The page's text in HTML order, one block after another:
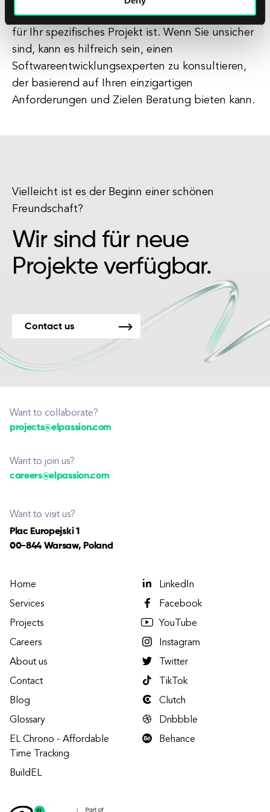
entscheiden, ob React Native die richtige Wahl
für Ihr spezifisches Projekt ist. Wenn Sie unsicher
sind, kann es hilfreich sein, einen
Softwareentwicklungsexperten zu konsultieren,
der basierend auf Ihren einzigartigen
Anforderungen und Zielen Beratung bieten kann.
Vielleicht ist es der Beginn einer schönen
Freundschaft?
Wir sind für neue
Projekte verfügbar.
Contact us
Want to collaborate?
projects@elpassion.com
Want to join us?
careers@elpassion.com
Want to visit us?
Plac Europejski 1
00-844 Warsaw, Poland
Home
Services
Projects
Careers
About us
Contact
Blog
Glossary
EL Chrono - Affordable
Time Tracking
BuildEL
LinkedIn
Facebook
YouTube
Instagram
Twitter
TikTok
Clutch
Dribbble
Behance